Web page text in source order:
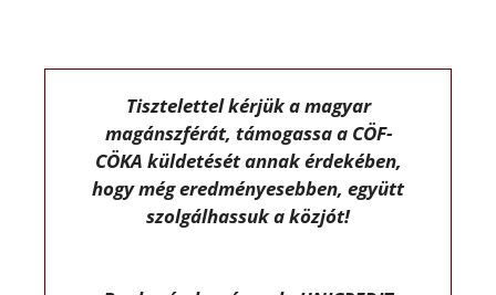
Tisztelettel kérjük a magyar
magánszférát, támogassa a CÖF-
CÖKA küldetését annak érdekében,
hogy még eredményesebben, együtt
szolgálhassuk a közjót!